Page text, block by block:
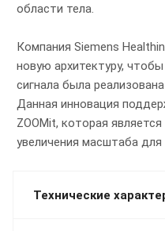
области тела.
Компания Siemens
новую архитектуру,
сигнала была
Данная инновация
ZOOMit, которая
увеличения масштаба
Технические